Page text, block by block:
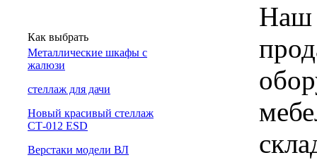
Как выбрать
Металлические шкафы с
жалюзи
cтеллаж для дачи
Новый красивый стеллаж
СТ-012 ESD
Верстаки модели ВЛ
Наш